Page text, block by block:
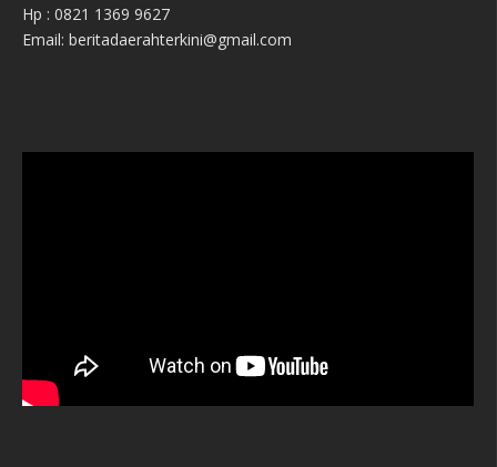
Hp : 0821 1369 9627
Email: beritadaerahterkini@gmail.com